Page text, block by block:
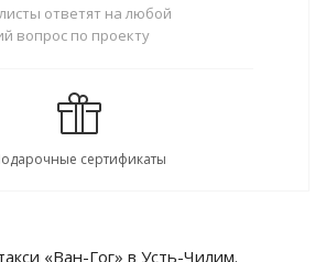
ответят на любой
вопрос по проекту
сертификаты
«Ван-Гог» в Усть-Чилим.